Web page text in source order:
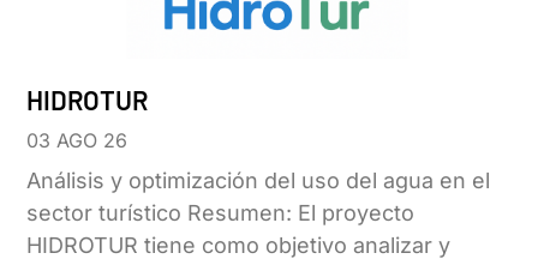
HIDROTUR
03 AGO 26
Análisis y optimización del uso del agua en el
sector turístico Resumen: El proyecto
HIDROTUR tiene como objetivo analizar y